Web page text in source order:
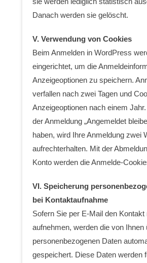
Danach werden sie gelöscht.
V. Verwendung von Cookies
Beim Anmelden in WordPress
eingerichtet, um die
Anzeigeoptionen zu speichern.
verfallen nach zwei Tagen und
Anzeigeoptionen nach einem
der Anmeldung „Angemeldet
haben, wird Ihre Anmeldung zwei
aufrechterhalten. Mit der
Konto werden die Anmelde-
VI. Speicherung
bei Kontaktaufnahme
Sofern Sie per E-Mail den Kontakt
aufnehmen, werden die von Ihnen
personenbezogenen Daten
gespeichert. Diese Daten werden